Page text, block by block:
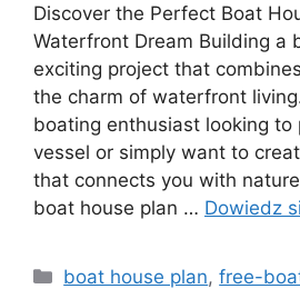
Discover the Perfect Boat
Waterfront Dream Building a
exciting project that
the charm of waterfront
boating enthusiast looking to
vessel or simply want to
that connects you with
boat house plan … Dowiedz
Kategorie
boat house plan,free-